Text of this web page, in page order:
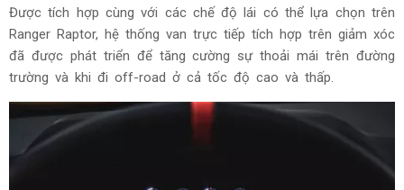
Được tích hợp cùng với các chế độ lái có thể lựa chọn trên
Ranger Raptor, hệ thống van trực tiếp tích hợp trên giảm xóc
đã được phát triển để tăng cường sự thoải mái trên đường
trường và khi đi off-road ở cả tốc độ cao và thấp.